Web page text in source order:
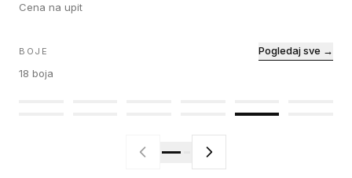
Cena na upit
BOJE
18 boja
Pogledaj sve →